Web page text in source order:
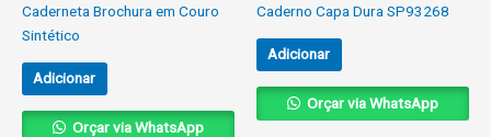
Caderneta Brochura em Couro
Sintético
Adicionar
Orçar via WhatsApp
Caderno Capa Dura SP93268
Adicionar
Orçar via WhatsApp